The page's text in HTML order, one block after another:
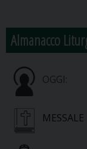
Almanacco
OGGI:
MESSALE